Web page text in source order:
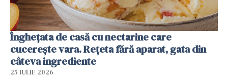
Înghețata de casă cu nectarine care
cucerește vara. Rețeta fără aparat, gata din
câteva ingrediente
25 IULIE 2026